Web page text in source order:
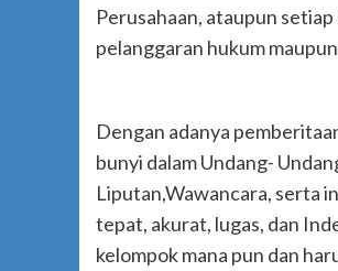
Perusahaan, ataupun
pelanggaran hukum
Dengan adanya
bunyi dalam Undang-
Liputan,Wawancara, serta
tepat, akurat, lugas, dan
kelompok mana pun dan